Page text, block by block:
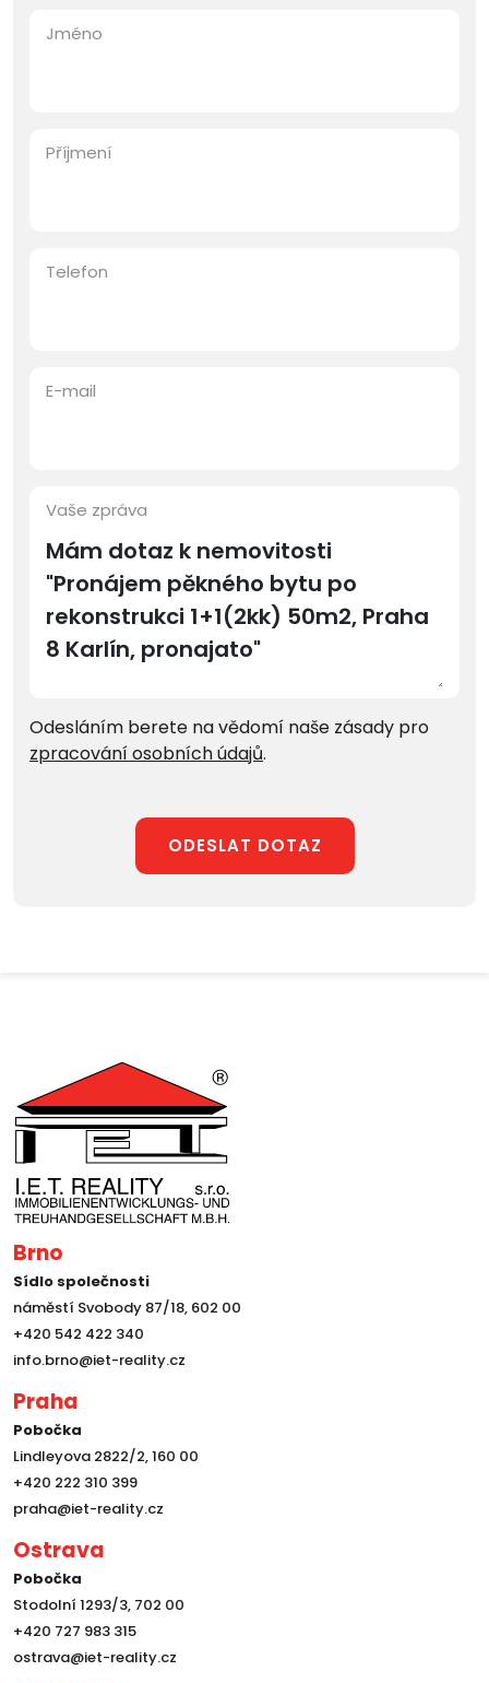
Jméno
Příjmení
Telefon
E-mail
Vaše zpráva
Odesláním berete na vědomí naše zásady pro
zpracování osobních údajů.
ODESLAT DOTAZ
Brno
Sídlo společnosti
náměstí Svobody 87/18, 602 00
+420 542 422 340
info.brno@iet-reality.cz
Praha
Pobočka
Lindleyova 2822/2, 160 00
+420 222 310 399
praha@iet-reality.cz
Ostrava
Pobočka
Stodolní 1293/3, 702 00
+420 727 983 315
ostrava@iet-reality.cz